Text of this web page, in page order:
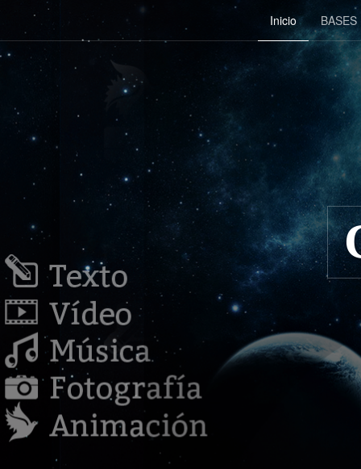
Inicio BASES